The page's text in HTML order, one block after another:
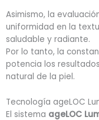
Asimismo, la
uniformidad en la
saludable y radiante.
Por lo tanto, la
potencia los
natural de la piel.
Tecnología ageLOC
El sistema ageLOC